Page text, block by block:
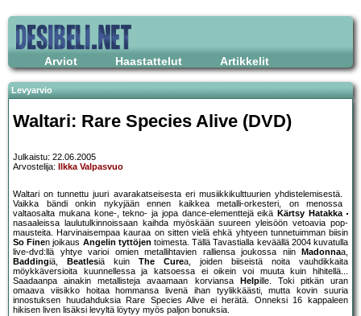
Arviot Haastattelut Artikkelit
Levyarvio
Waltari: Rare Species Alive (DVD)
Julkaistu: 22.06.2005
Arvostelija:
Ilkka Valpasvuo
Waltari on tunnettu juuri avarakatseisesta eri musiikkikulttuurien yhdistelemisestä.
Vaikka bändi onkin nykyjään ennen kaikkea metalli-orkesteri, on menossa
valtaosalta mukana kone-, tekno- ja jopa dance-elementtejä eikä Kärtsy Hatakka
nasaaleissa laulutulkinnoissaan kaihda myöskään suureen yleisöön vetoavia pop-
mausteita. Harvinaisempaa kauraa on sitten vielä ehkä yhtyeen tunnetuimman biisin
So Finen joikaus Angelin tyttöjen toimesta. Tällä Tavastialla keväällä 2004 kuvatulla
live-dvd:llä yhtye varioi omien metallihtavien ralliensa joukossa niin
Madonnaa,
Baddingiä, Beatlesiä kuin The Curea, joiden biiseistä noita vauhdikkaita
möykkäversioita kuunnellessa ja katsoessa ei oikein voi muuta kuin hihitellä...
Saadaanpa ainakin metallisteja avaamaan korviansa
Helpille. Toki pitkän uran
omaava viisikko hoitaa hommansa livenä ihan tyylikkäästi, mutta kovin suuria
innostuksen huudahduksia Rare Species Alive ei herätä. Onneksi 16 kappaleen
hikisen liven lisäksi levyltä löytyy myös paljon bonuksia.